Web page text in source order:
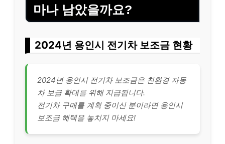
마나 남았을까요?
2024년 용인시 전기차 보조금 현황
2024년 용인시 전기차 보조금은 친환경 자동
차 보급 확대를 위해 지급됩니다.
전기차 구매를 계획 중이신 분이라면 용인시
보조금 혜택을 놓치지 마세요!